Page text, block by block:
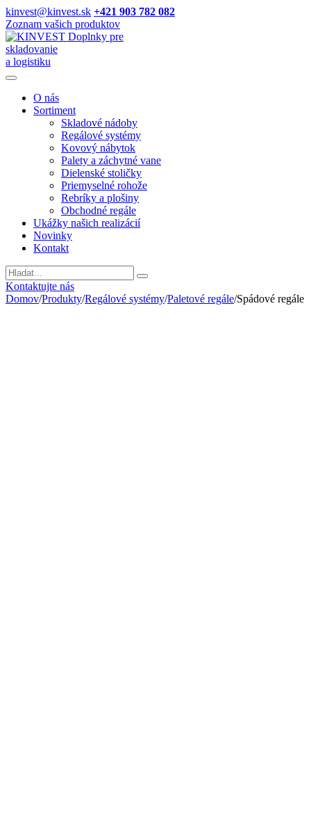
kinvest@kinvest.sk +421 903 782 082
Zoznam vašich produktov
Doplnky pre
skladovanie
a logistiku
O nás
Sortiment
Skladové nádoby
Regálové systémy
Kovový nábytok
Palety a záchytné vane
Dielenské stoličky
Priemyselné rohože
Rebríky a plošiny
Obchodné regále
Ukážky našich realizácií
Novinky
Kontakt
Vyhladavanie
Kontaktujte nás
Domov/Produkty/Regálové systémy/Paletové regále/Spádové regále